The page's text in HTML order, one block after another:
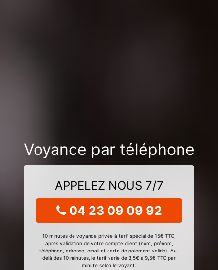
Voyance par téléphone
APPELEZ NOUS 7/7
04 23 09 09 92
10 minutes de voyance privée à tarif spécial de 15€ TTC,
après validation de votre compte client (nom, prénom,
téléphone, adresse, email et carte de paiement valide). Au-
delà des 10 minutes, le tarif varie de 3,5€ à 9,5€ TTC par
minute selon le voyant.